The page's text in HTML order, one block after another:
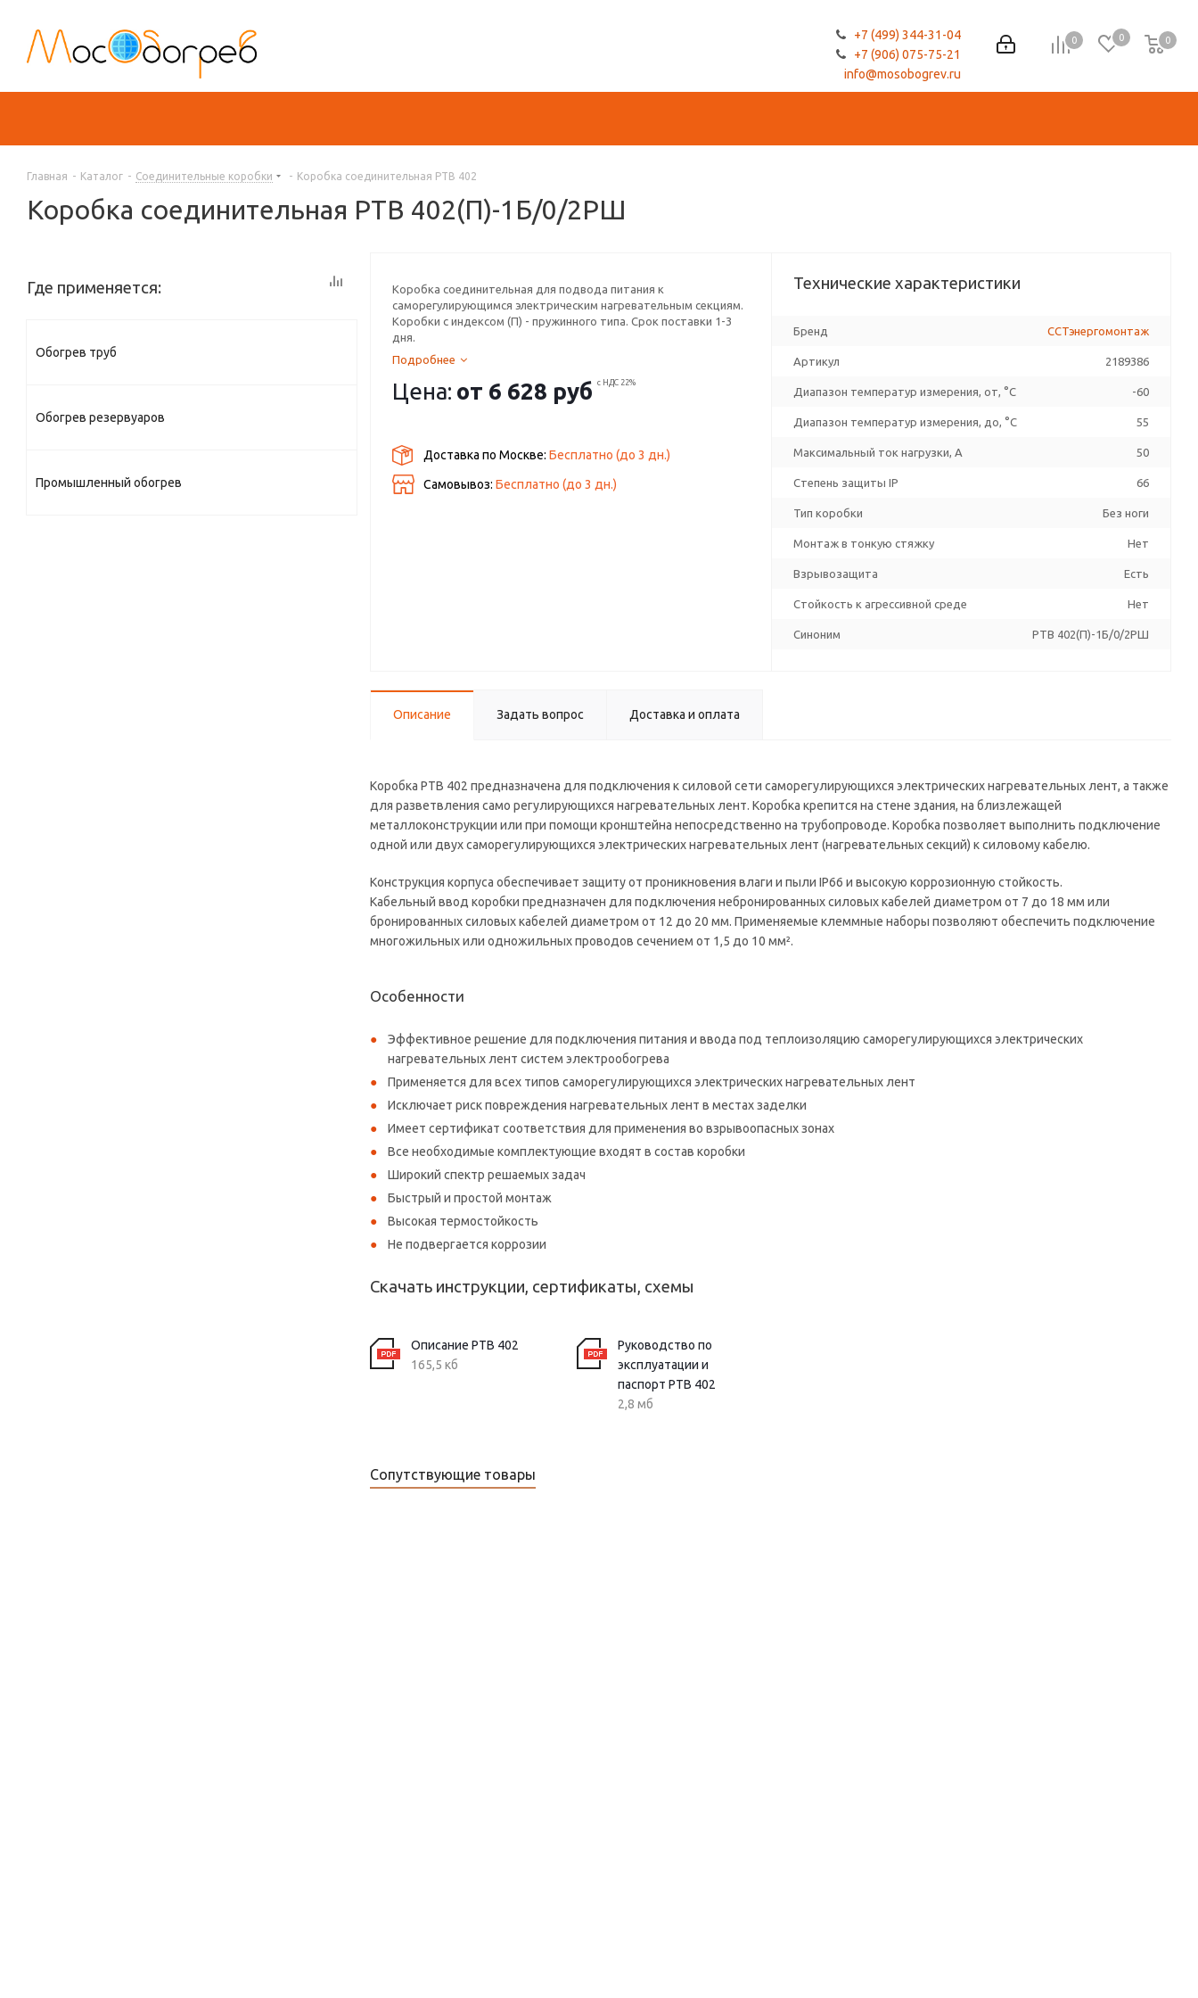
0 0 0
0
+7 (499) 344-31-04
+7 (906) 075-75-21
info@mosobogrev.ru
Главная - Каталог - Соединительные коробки - Коробка соединительная РТВ 402
Коробка соединительная РТВ 402(П)-1Б/0/2РШ
Коробка соединительная для подвода питания к
саморегулирующимся электрическим нагревательным секциям.
Коробки с индексом (П) - пружинного типа. Срок поставки 1-3
дня.
Подробнее
Цена: от 6 628 руб с НДС 22%
Доставка по Москве:Бесплатно (до3 дн.)
Самовывоз:Бесплатно (до3 дн.)
Технические характеристики
Бренд ССТэнергомонтаж
Артикул 2189386
Диапазон температур измерения, от, °C -60
Диапазон температур измерения, до, °C 55
Максимальный ток нагрузки, А 50
Степень защиты IP 66
Тип коробки Без ноги
Монтаж в тонкую стяжку Нет
Взрывозащита Есть
Стойкость к агрессивной среде Нет
Синоним PTB 402(П)-1Б/0/2РШ
Описание Задать вопрос Доставка и оплата
Коробка РТВ 402 предназначена для подключения к силовой сети саморегулирующихся электрических нагревательных лент, а также
для разветвления само регулирующихся нагревательных лент. Коробка крепится на стене здания, на близлежащей
металлоконструкции или при помощи кронштейна непосредственно на трубопроводе. Коробка позволяет выполнить подключение
одной или двух саморегулирующихся электрических нагревательных лент (нагревательных секций) к силовому кабелю.
Конструкция корпуса обеспечивает защиту от проникновения влаги и пыли IP66 и высокую коррозионную стойкость.
Кабельный ввод коробки предназначен для подключения небронированных силовых кабелей диаметром от 7 до 18 мм или
бронированных силовых кабелей диаметром от 12 до 20 мм. Применяемые клеммные наборы позволяют обеспечить подключение
многожильных или одножильных проводов сечением от 1,5 до 10 мм².
Особенности
Эффективное решение для подключения питания и ввода под теплоизоляцию саморегулирующихся электрических
нагревательных лент систем электрообогрева
Применяется для всех типов саморегулирующихся электрических нагревательных лент
Исключает риск повреждения нагревательных лент в местах заделки
Имеет сертификат соответствия для применения во взрывоопасных зонах
Все необходимые комплектующие входят в состав коробки
Широкий спектр решаемых задач
Быстрый и простой монтаж
Высокая термостойкость
​Не подвергается коррозии
Скачать инструкции, сертификаты, схемы
Описание РТВ 402
165,5 кб
Руководство по
эксплуатации и
паспорт РТВ 402
2,8 мб
Сопутствующие товары
Где применяется:
Обогрев труб
Обогрев резервуаров
Промышленный обогрев